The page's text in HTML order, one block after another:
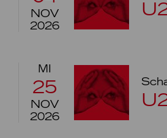
NOV
2026
MI
25
NOV
2026